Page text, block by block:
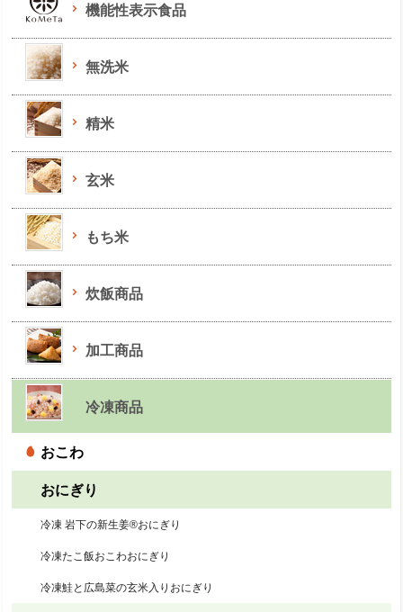
機能性表示食品
無洗米
精米
玄米
もち米
炊飯商品
加工商品
冷凍商品
おこわ
おにぎり
冷凍 岩下の新生姜®おにぎり
冷凍たこ飯おこわおにぎり
冷凍鮭と広島菜の玄米入りおにぎり